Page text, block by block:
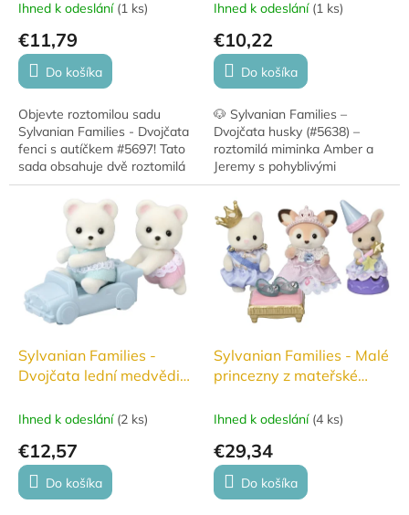
Ihned k odeslání (1 ks)
€11,79
Do košíka
Objevte roztomilou sadu
Sylvanian Families - Dvojčata
fenci s autíčkem #5697! Tato
sada obsahuje dvě roztomilá
fencí dvojčátka a jejich malé
autíčko, které je ideální pro...
Ihned k odeslání (1 ks)
€10,22
Do košíka
🐶 Sylvanian Families –
Dvojčata husky (#5638) –
roztomilá miminka Amber a
Jeremy s pohyblivými
hlavičkami a vozíkem ve tvaru
vláčku. Perfektní doplněk pro
sběratele i děti od 3...
Sylvanian Families -
Dvojčata lední medvědi
Ihned k odeslání (2 ks)
€12,57
Do košíka
Sylvanian Families - Malé
princezny z mateřské
Ihned k odeslání (4 ks)
€29,34
Do košíka